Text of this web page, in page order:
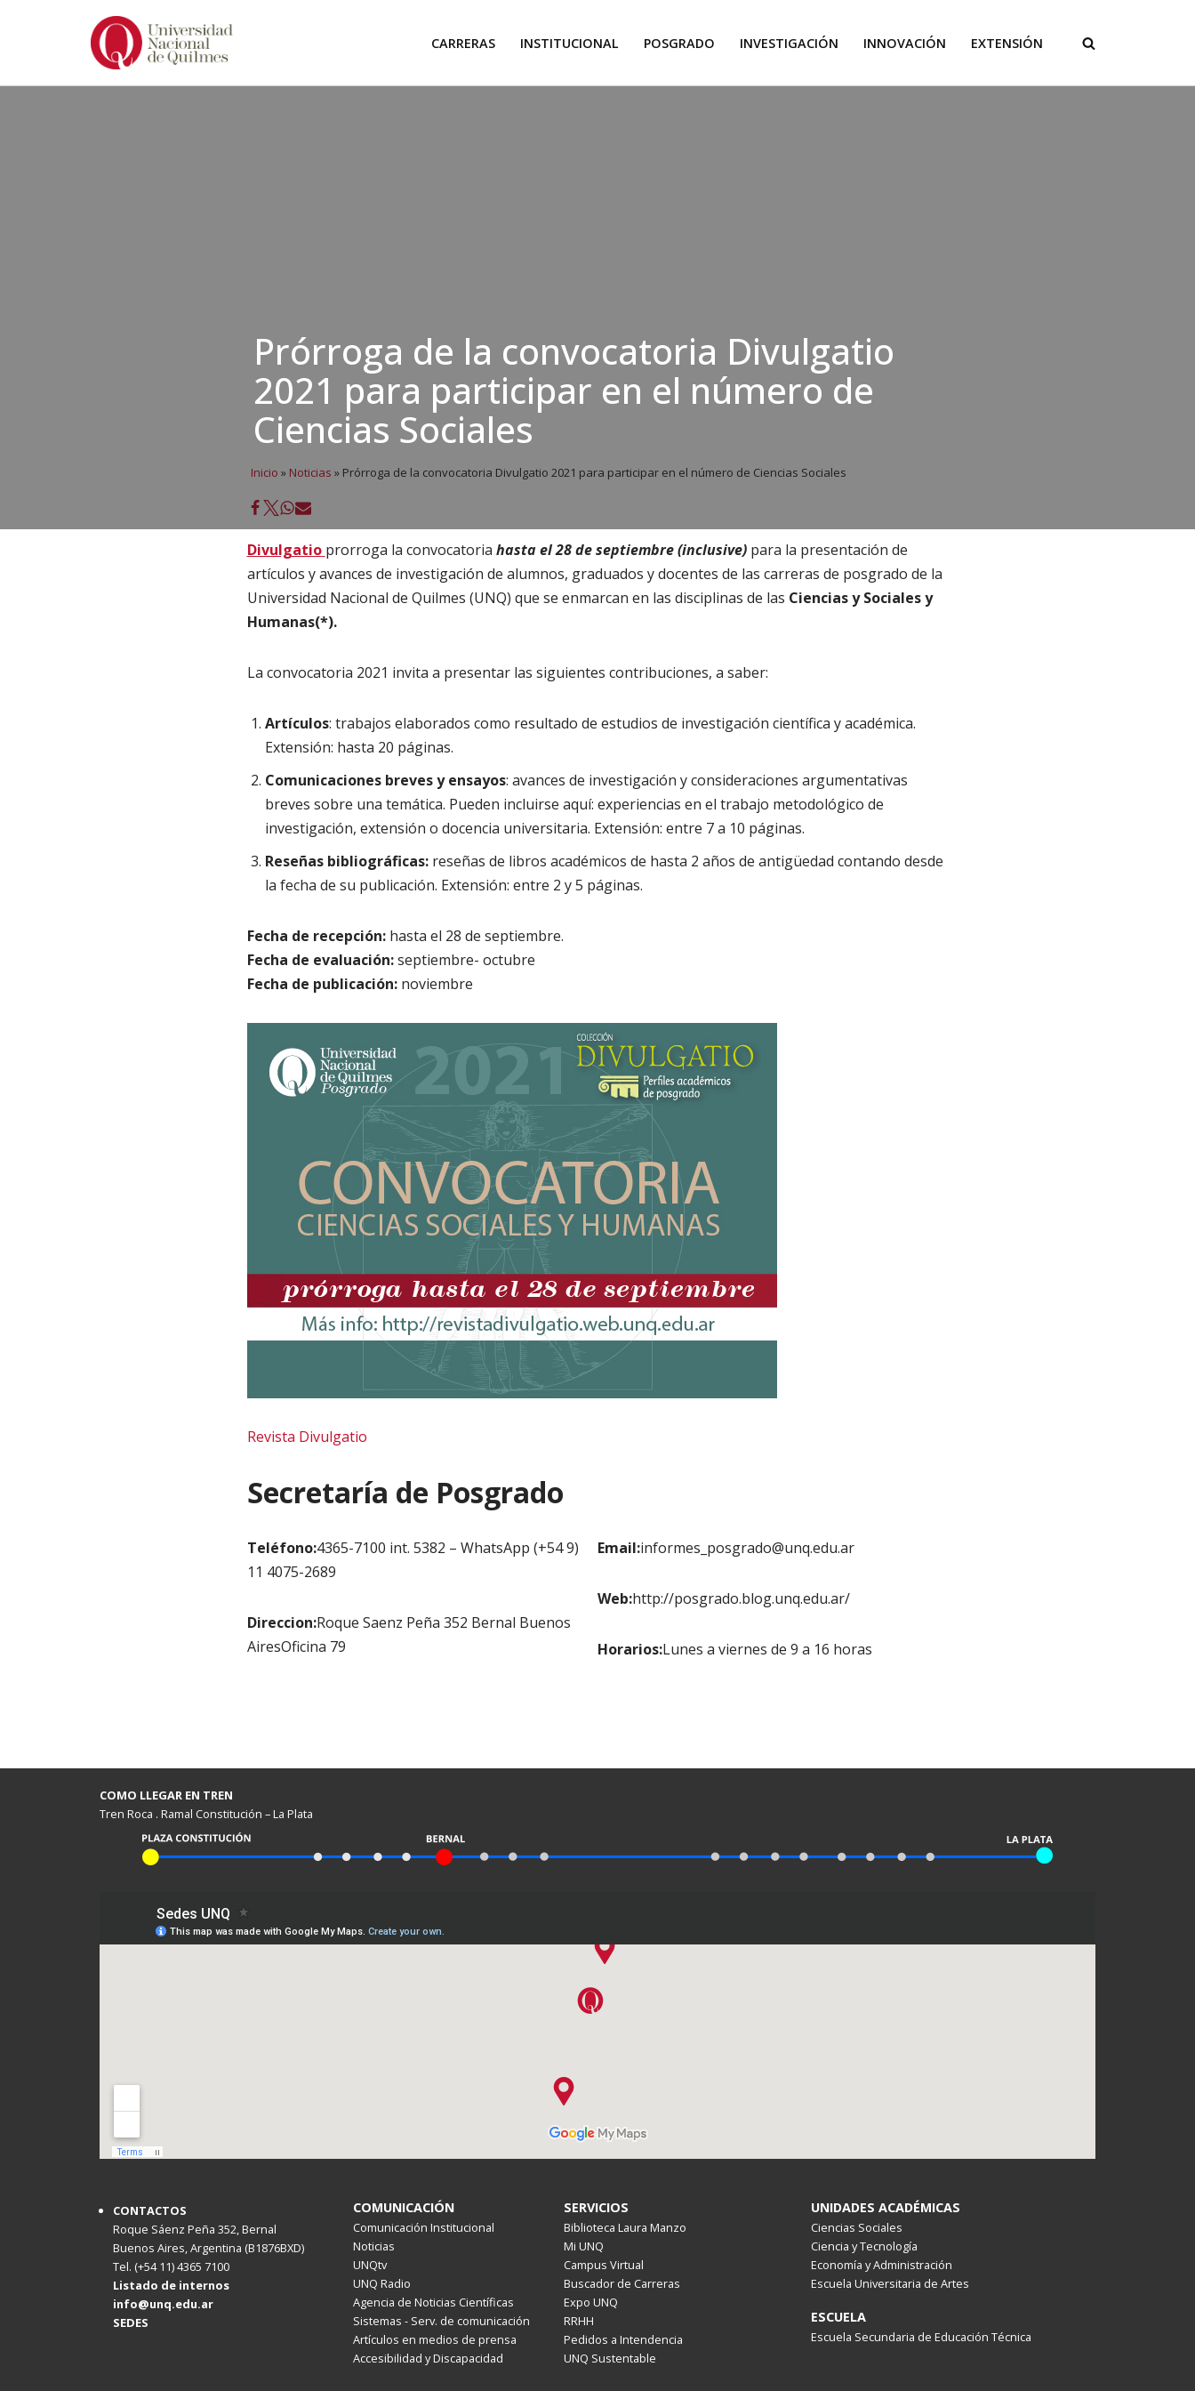
CARRERAS INSTITUCIONAL POSGRADO INVESTIGACIÓN INNOVACIÓN EXTENSIÓN
Prórroga de la convocatoria Divulgatio
2021 para participar en el número de
Ciencias Sociales
Inicio » Noticias » Prórroga de la convocatoria Divulgatio 2021 para participar en el número de Ciencias Sociales
Divulgatio prorroga la convocatoria hasta el 28 de septiembre (inclusive)para la presentación de
artículos y avances de investigación de alumnos, graduados y docentes de las carreras de posgrado de la
Universidad Nacional de Quilmes (UNQ) que se enmarcan en las disciplinas de las Ciencias y Sociales y
Humanas(*).
La convocatoria 2021 invita a presentar las siguientes contribuciones, a saber:
Artículos: trabajos elaborados como resultado de estudios de investigación científica y académica.
Extensión: hasta 20 páginas.
Comunicaciones breves y ensayos: avances de investigación y consideraciones argumentativas
breves sobre una temática. Pueden incluirse aquí: experiencias en el trabajo metodológico de
investigación, extensión o docencia universitaria. Extensión: entre 7 a 10 páginas.
Reseñas bibliográficas:reseñas de libros académicos de hasta 2 años de antigüedad contando desde
la fecha de su publicación. Extensión: entre 2 y 5 páginas.
Fecha de recepción:hasta el 28 de septiembre.
Fecha de evaluación:septiembre- octubre
Fecha de publicación: noviembre
Revista Divulgatio
Secretaría de Posgrado
Teléfono:4365-7100 int. 5382 – WhatsApp (+54 9)
11 4075-2689
Direccion:Roque Saenz Peña 352 Bernal Buenos
AiresOficina 79
Email:informes_posgrado@unq.edu.ar
Web:http://posgrado.blog.unq.edu.ar/
Horarios:Lunes a viernes de 9 a 16 horas
COMO LLEGAR EN TREN
Tren Roca . Ramal Constitución – La Plata
CONTACTOS
Roque Sáenz Peña 352, Bernal
Buenos Aires, Argentina (B1876BXD)
Tel. (+54 11) 4365 7100
Listado de internos
info@unq.edu.ar
SEDES
COMUNICACIÓN
Comunicación Institucional
Noticias
UNQtv
UNQ Radio
Agencia de Noticias Científicas
Sistemas - Serv. de comunicación
Artículos en medios de prensa
Accesibilidad y Discapacidad
SERVICIOS
Biblioteca Laura Manzo
Mi UNQ
Campus Virtual
Buscador de Carreras
Expo UNQ
RRHH
Pedidos a Intendencia
UNQ Sustentable
UNIDADES ACADÉMICAS
Ciencias Sociales
Ciencia y Tecnología
Economía y Administración
Escuela Universitaria de Artes
ESCUELA
Escuela Secundaria de Educación Técnica